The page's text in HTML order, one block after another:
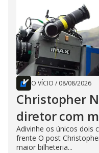
O VÍCIO / 08/08/2026
Christopher
diretor com
Adivinhe os únicos dois
frente O post
maior bilheteria...